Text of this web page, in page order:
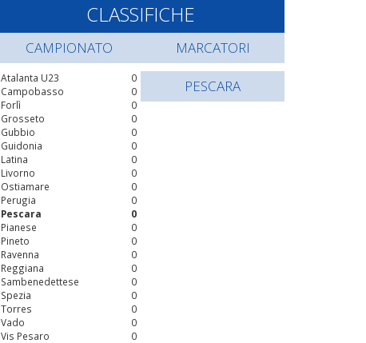
CLASSIFICHE
CAMPIONATO
0
Atalanta U23
0
Campobasso
0
Forlì
0
Grosseto
0
Gubbio
0
Guidonia
0
Latina
0
Livorno
0
Ostiamare
0
Perugia
0
Pescara
0
Pianese
0
Pineto
0
Ravenna
0
Reggiana
0
Sambenedettese
0
Spezia
0
Torres
0
Vado
0
Vis Pesaro
MARCATORI
PESCARA